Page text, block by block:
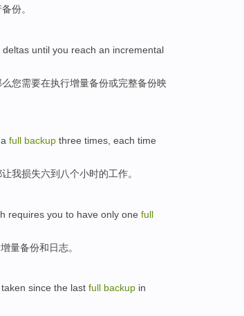
份。
deltas until you reach an incremental
么您需要在执行增量备份或完整备份映
a full backup three times each time
我损失六到 八个小时的工作。
requires you to have only one full
增量备份和日志。
taken since the last full backup in